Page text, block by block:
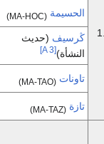
الحسيمة (MA-HOC)
ڭرسيف (حديث
النشأة)[A 3]
تاونات (MA-TAO)
تازة (MA-TAZ)